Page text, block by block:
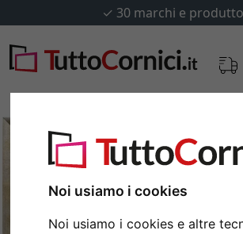
Noi usiamo i cookies
Noi usiamo i cookies e altre
✓ 30 marchi e